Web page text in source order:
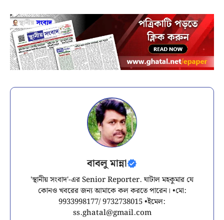
বাবলু মান্না
'স্থানীয় সংবাদ'-এর Senior Reporter. ঘাটাল মহকুমার যে
কোনও খবরের জন্য আমাকে কল করতে পারেন। •মো:
9933998177/ 9732738015 •ইমেল:
ss.ghatal@gmail.com